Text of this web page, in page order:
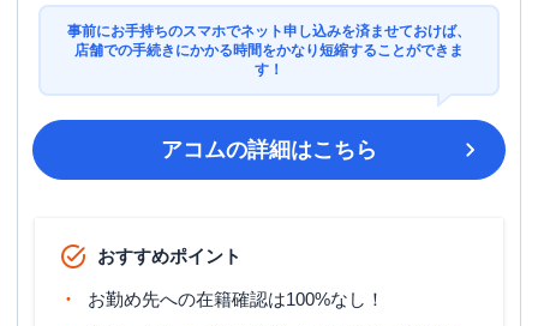
事前にお手持ちのスマホでネット申し込みを済ませておけば、
店舗での手続きにかかる時間をかなり短縮することができま
す！
アコムの詳細はこちら
おすすめポイント
お勤め先への在籍確認は100%なし！